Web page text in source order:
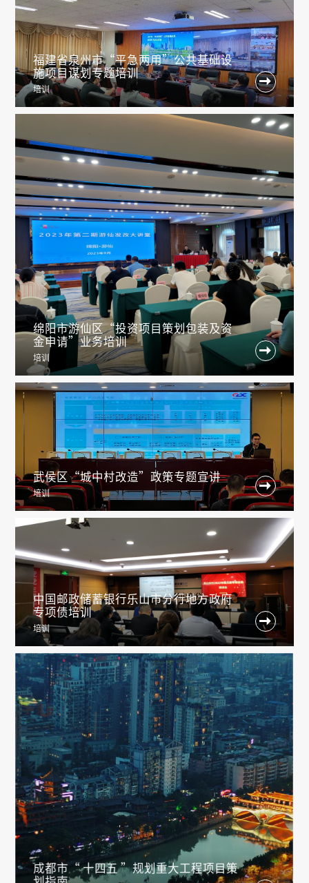
福建省泉州市“平急两用”公共基础设
施项目谋划专题培训
培训

绵阳市游仙区“投资项目策划包装及资
金申请”业务培训
培训

武侯区“城中村改造”政策专题宣讲
培训

中国邮政储蓄银行乐山市分行地方政府
专项债培训
培训

成都市“ 十四五 ”规划重大工程项目策